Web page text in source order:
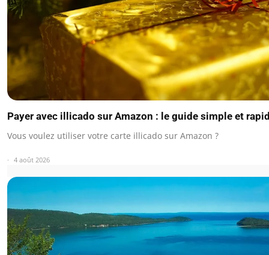
Payer avec illicado sur Amazon : le guide simple et
Vous voulez utiliser votre carte illicado sur Amazon ?
4 août 2026